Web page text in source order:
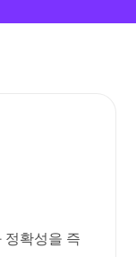
정확성을 즉